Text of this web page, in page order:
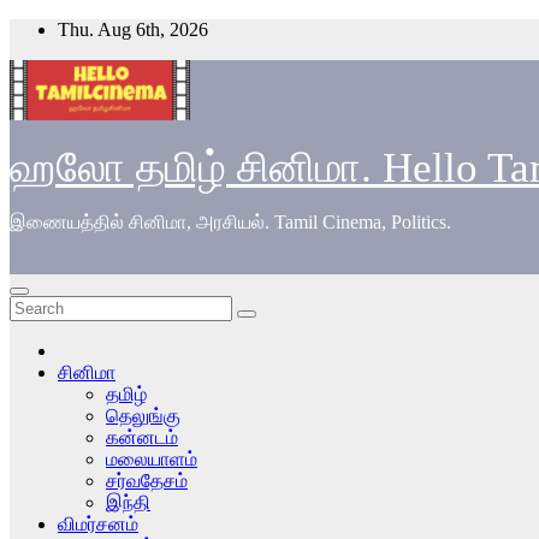
Skip
content
Thu. Aug 6th, 2026
ஹலோ தமிழ் சினிமா. Hello
இணையத்தில் சினிமா, அரசியல். Tamil Cinema, Politics.
சினிமா
தமிழ்
தெலுங்கு
கன்னடம்
மலையாளம்
சர்வதேசம்
இந்தி
விமர்சனம்